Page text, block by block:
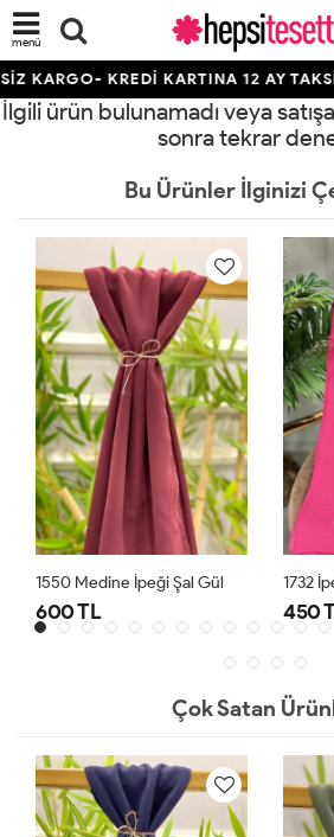
menü
KARGO- KREDİ KARTINA 12 AY
İlgili ürün bulunamadı veya
sonra tekrar
Bu Ürünler İlginizi
1550 Medine İpeği Şal Gül
600 TL
1732
450
Çok Satan